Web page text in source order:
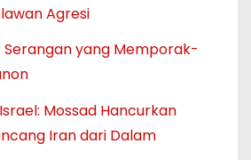
Agresi
Serangan yang Memporak-
Mossad Hancurkan
Iran dari Dalam